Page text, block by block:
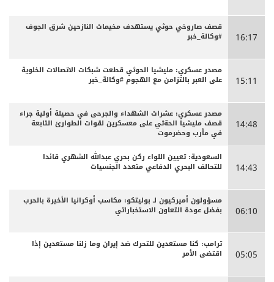
16:17
قصف صاروخي حوثي يستهدف مخيمات النازحين شرق الجوف
#وكالة_خبر
15:11
مصدر عسكري: مليشيا الحوثي قطعت شبكات الاتصالات الخلوية
على العبر بالتزامن مع الهجوم #وكالة_خبر
14:48
مصدر عسكري: عشرات الشهداء والجرحى ‏في حصيلة أولية جراء
قصف مليشيا الحةثي على معسكرين لقوات الطوارئ التابعة
في مأرب وحضرموت
14:43
السعودية: تعيين اللواء ركن بحري عبدالله الشهري قائدا
للتحالف البحري الدفاعي متعدد الجنسيات
06:10
مسؤولون أميركيون لـ بوليتكو: مكاسب أوكرانيا الأخيرة بالحرب
بفضل عودة التعاون الاستخباراتي
05:05
ترامب: كنا مستعدين للتحرك ضد إيران وما زلنا مستعدين إذا
اقتضى الأمر